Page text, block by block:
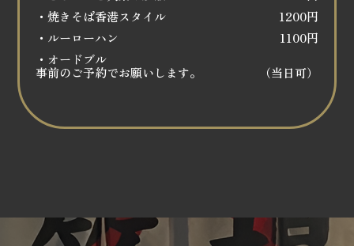
・焼きそば香港スタイル
1200円
・ルーローハン
1100円
・オードブル
事前のご予約でお願いします。
（当日可）